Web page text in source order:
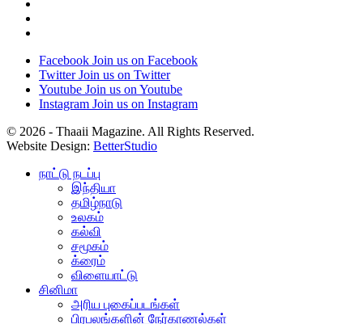
Facebook Join us on Facebook
Twitter Join us on Twitter
Youtube Join us on Youtube
Instagram Join us on Instagram
© 2026 - Thaaii Magazine. All Rights Reserved.
Website Design: BetterStudio
நாட்டு நடப்பு
இந்தியா
தமிழ்நாடு
உலகம்
கல்வி
சமூகம்
க்ரைம்
விளையாட்டு
சினிமா
அரிய புகைப்படங்கள்
பிரபலங்களின் நேர்காணல்கள்